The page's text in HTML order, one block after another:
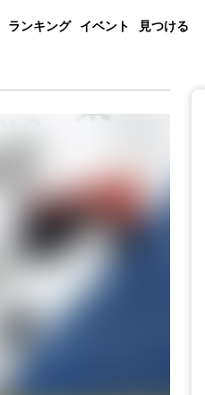
ランキング イベント 見つける